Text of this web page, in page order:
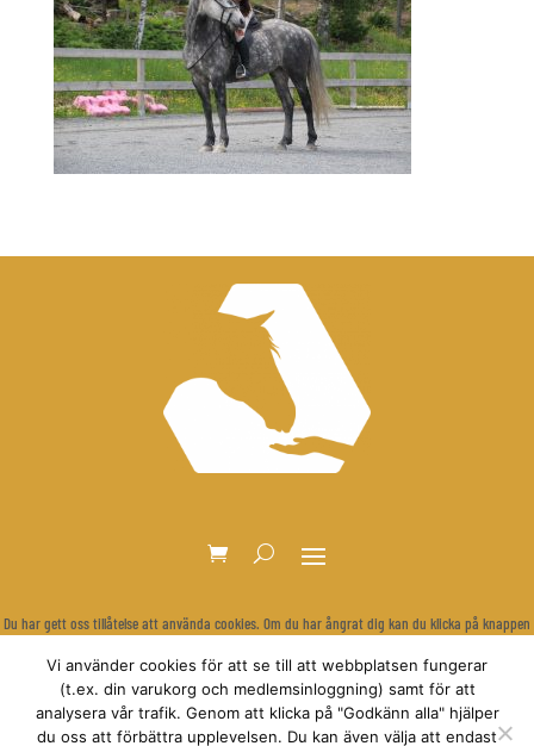
Du har gett oss tillåtelse att använda cookies. Om du har ångrat dig kan du klicka på knappen
Återkalla samtycke
Vi använder cookies för att se till att webbplatsen fungerar
(t.ex. din varukorg och medlemsinloggning) samt för att
analysera vår trafik. Genom att klicka på "Godkänn alla" hjälper
du oss att förbättra upplevelsen. Du kan även välja att endast